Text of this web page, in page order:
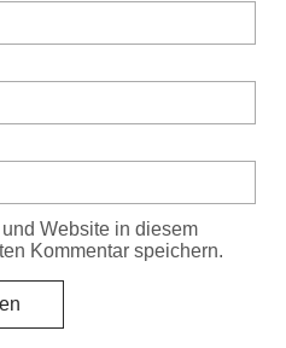
Website in diesem
Kommentar speichern.